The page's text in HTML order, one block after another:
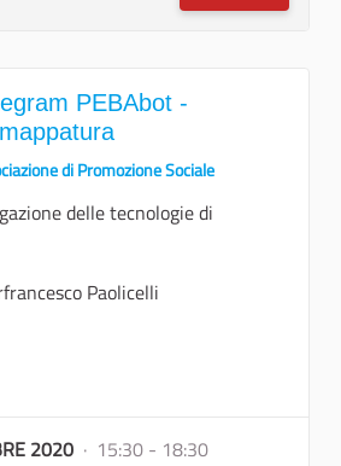
PEBAbot -
di Promozione Sociale
delle tecnologie di
Paolicelli
Formazione
2020 · 15:30 - 18:30